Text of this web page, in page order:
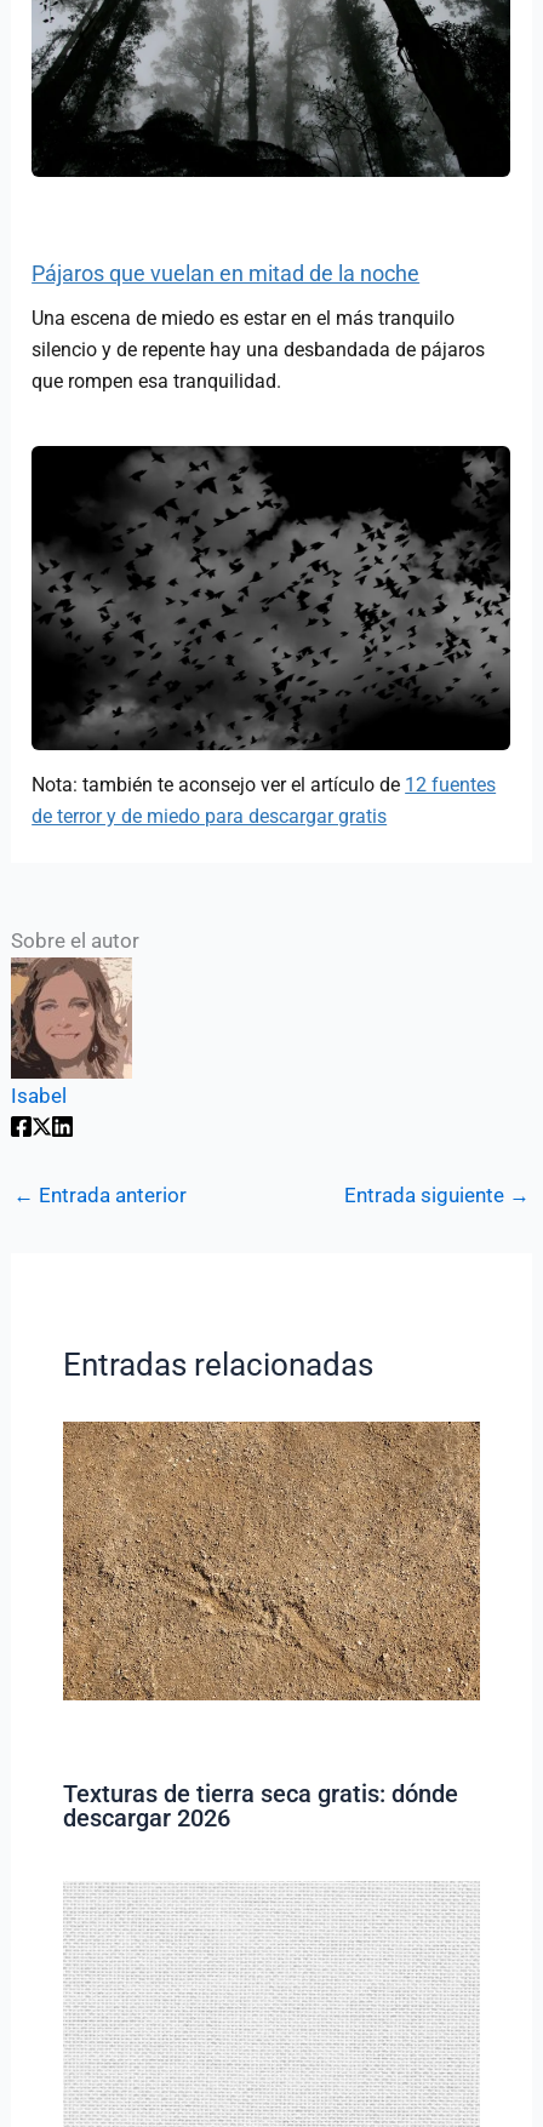
Pájaros que vuelan en mitad de la noche
Una escena de miedo es estar en el más tranquilo
silencio y de repente hay una desbandada de pájaros
que rompen esa tranquilidad.
Nota: también te aconsejo ver el artículo de 12 fuentes
de terror y de miedo para descargar gratis
Sobre el autor
Isabel
← Entrada anterior Entrada siguiente →
Entradas relacionadas
Texturas de tierra seca gratis: dónde
descargar 2026